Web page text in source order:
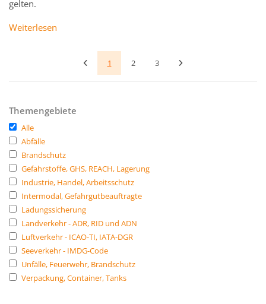
gelten.
Weiterlesen
1 2 3
Themengebiete
Alle
Abfälle
Brandschutz
Gefahrstoffe, GHS, REACH, Lagerung
Industrie, Handel, Arbeitsschutz
Intermodal, Gefahrgutbeauftragte
Ladungssicherung
Landverkehr - ADR, RID und ADN
Luftverkehr - ICAO-TI, IATA-DGR
Seeverkehr - IMDG-Code
Unfälle, Feuerwehr, Brandschutz
Verpackung, Container, Tanks